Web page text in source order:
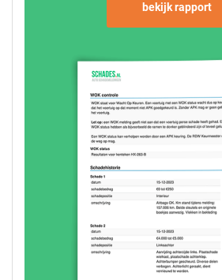
bekijk rapport